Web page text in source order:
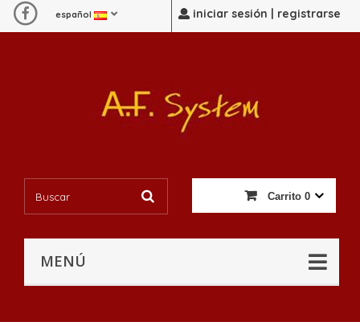
iniciar sesión | registrarse
español
Carrito 0
MENÚ